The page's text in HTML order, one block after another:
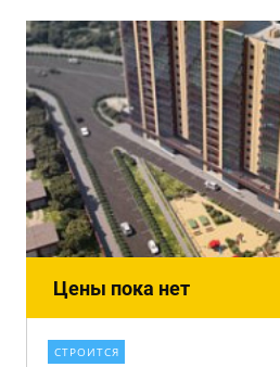
Цены пока нет
СТРОИТСЯ